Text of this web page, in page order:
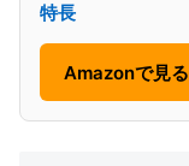
特長
Amazonで見る